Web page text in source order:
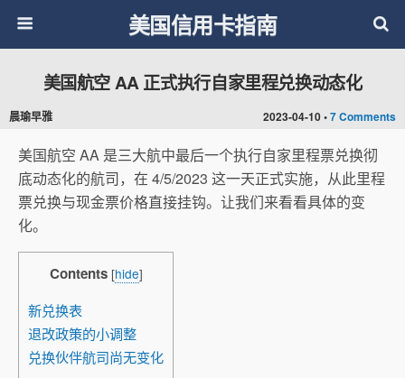
美国信用卡指南
2023-04-10 •7 Comments
美国航空 AA 正式执行自家里程兑换动态化
晨瑜早雅
美国航空 AA 是三大航中最后一个执行自家里程票兑换彻
底动态化的航司，在 4/5/2023 这一天正式实施，从此里程
票兑换与现金票价格直接挂钩。让我们来看看具体的变
化。
Contents [hide]
新兑换表
退改政策的小调整
兑换伙伴航司尚无变化